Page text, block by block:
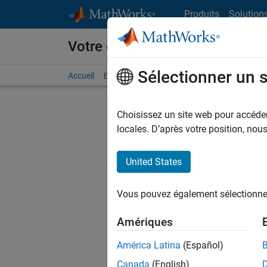
Produits
Votre carrière chez MathWorks
Accueil Explorer nos opportunités Adresses de
FILTRER
d'offre
Les
Sélectionner un
Choisissez un site web pour
locales. D’après votre position,
United States
Vous pouvez également
Amériques
América Latina (Español)
Canada (English)